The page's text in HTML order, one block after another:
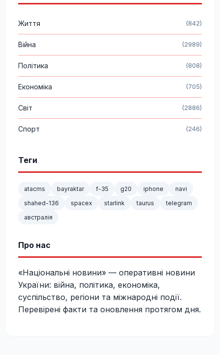
Життя (842)
Війна (2989)
Політика (808)
Економіка (705)
Світ (2886)
Спорт (246)
Теги
atacms bayraktar f-35 g20 iphone
navi
shahed-136
spacex starlink taurus
telegram
австралія
Про нас
«Національні новини» — оперативні новини
України: війна, політика, економіка,
суспільство, регіони та міжнародні події.
Перевірені факти та оновлення протягом дня.